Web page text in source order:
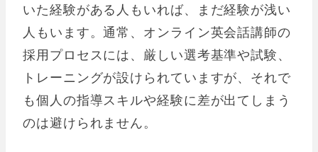
いた経験がある人もいれば、まだ経験が浅い
人もいます。通常、オンライン英会話講師の
採用プロセスには、厳しい選考基準や試験、
トレーニングが設けられていますが、それで
も個人の指導スキルや経験に差が出てしまう
のは避けられません。